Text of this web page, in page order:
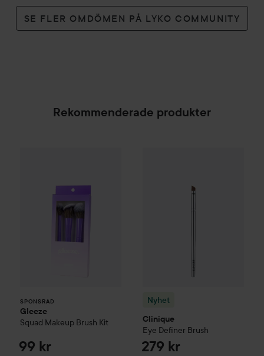
SE FLER OMDÖMEN PÅ LYKO COMMUNITY
Rekommenderade produkter
SPONSRAD
Gleeze
Squad Makeup Brush Kit
99 kr
Nyhet
Clinique
Eye Definer Brush
279 kr